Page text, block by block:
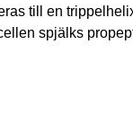
till en
spjälks